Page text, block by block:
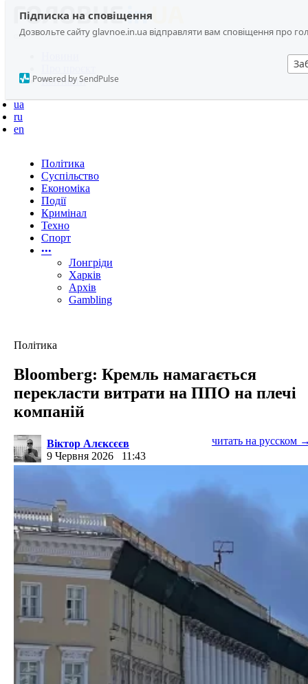
Підписка на сповіщення
Дозвольте сайту glavnoe.in.ua відправляти вам сповіщення про
Powered by SendPulse
Контакти
ua
ru
en
Політика
Суспільство
Економіка
Події
Кримінал
Техно
Спорт
•••
Лонгріди
Харків
Архів
Gambling
Політика
Bloomberg: Кремль намагається
перекласти витрати на ППО на плечі
компаній
Віктор Алєксєєв
9 Червня 2026
11:43
читать на русском